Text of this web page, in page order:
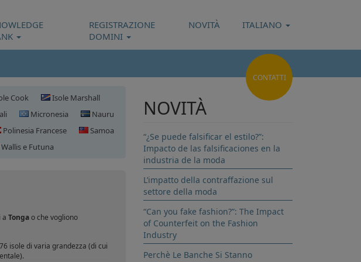
REGISTRAZIONE
DOMINI
NOVITÀ ITALIANO
Cook
Isole Marshall
Micronesia
Nauru
Polinesia Francese
Samoa
Wallis e Futuna
domini Tonga
a Tongao che vogliono
isole di varia grandezza (di cui
CONTATTI
NOVITÀ
“¿Se puede falsificar el estilo?”:
Impacto de las falsificaciones en la
industria de la moda
L’impatto della contraffazione sul
settore della moda
“Can you fake fashion?”: The Impact
of Counterfeit on the Fashion
Industry
Perchè Le Banche Si Stanno